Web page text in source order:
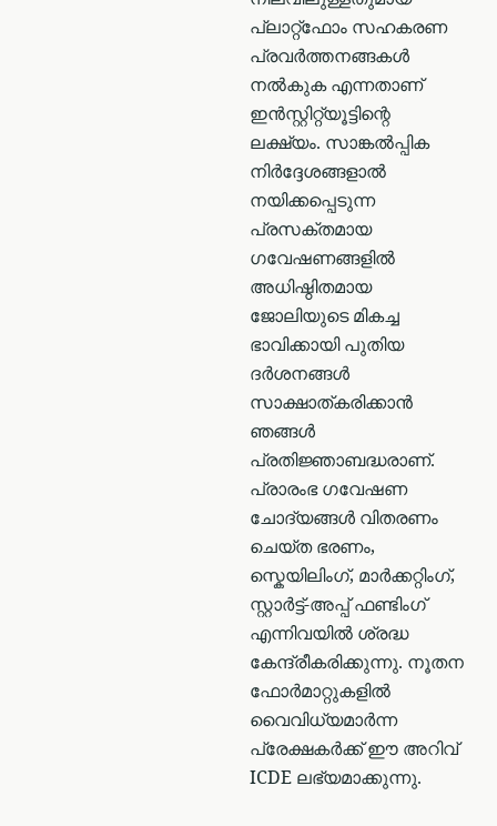
പ്ലാറ്റ്ഫോം സഹകരണ
പ്രവര്‍ത്തനങ്ങകള്‍
നൽകുക എന്നതാണ്
ഇൻസ്റ്റിറ്റ്യൂട്ടിന്റെ
ലക്ഷ്യം. സാങ്കൽപ്പിക
നിർദ്ദേശങ്ങളാൽ
നയിക്കപ്പെടുന്ന
പ്രസക്തമായ
ഗവേഷണങ്ങളിൽ
അധിഷ്ഠിതമായ
ജോലിയുടെ മികച്ച
ഭാവിക്കായി പുതിയ
ദർശനങ്ങൾ
സാക്ഷാത്കരിക്കാൻ
ഞങ്ങൾ
പ്രതിജ്ഞാബദ്ധരാണ്.
പ്രാരംഭ ഗവേഷണ
ചോദ്യങ്ങൾ വിതരണം
ചെയ്ത ഭരണം,
സ്കെയിലിംഗ്, മാർക്കറ്റിംഗ്,
സ്റ്റാർട്ട്-അപ്പ് ഫണ്ടിംഗ്
എന്നിവയിൽ ശ്രദ്ധ
കേന്ദ്രീകരിക്കുന്നു. നൂതന
ഫോർമാറ്റുകളിൽ
വൈവിധ്യമാർന്ന
പ്രേക്ഷകർക്ക് ഈ അറിവ്
ICDE ലഭ്യമാക്കുന്നു.